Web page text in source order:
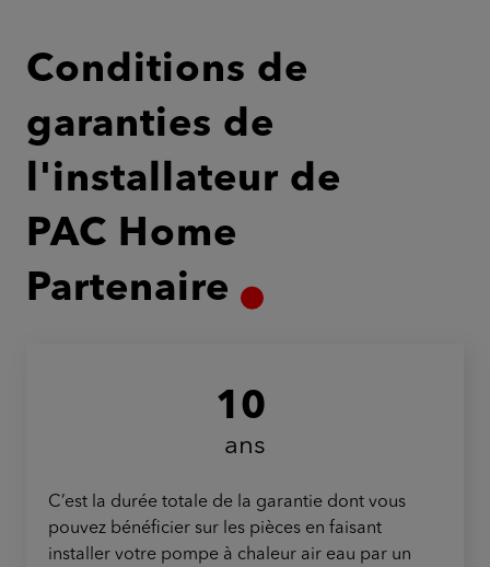
Conditions de
garanties de
l'installateur de
PAC Home
Partenaire
10
ans
C’est la durée totale de la garantie dont vous
pouvez bénéficier sur les pièces en faisant
installer votre pompe à chaleur air eau par un